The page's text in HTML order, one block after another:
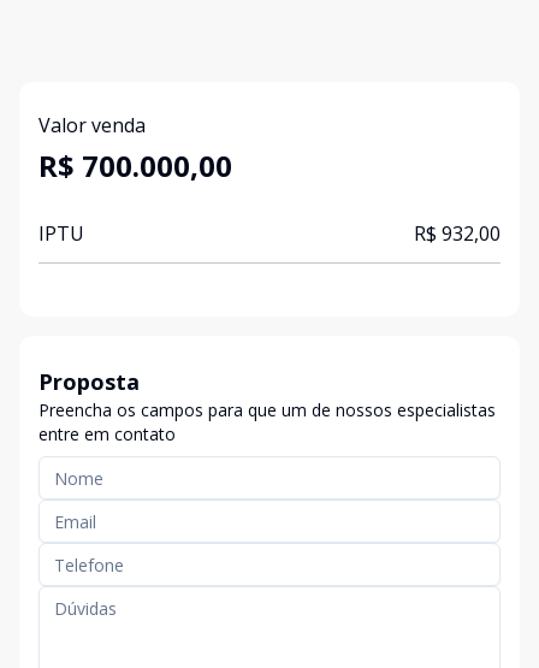
Valor venda
R$ 700.000,00
IPTU R$ 932,00
Proposta
Preencha os campos para que um de nossos especialistas
entre em contato